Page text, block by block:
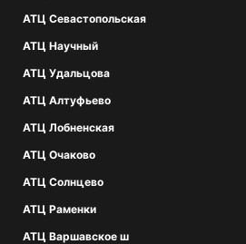
АТЦ Севастопольская
АТЦ Научный
АТЦ Удальцова
АТЦ Алтуфьево
АТЦ Лобненская
АТЦ Очаково
АТЦ Солнцево
АТЦ Раменки
АТЦ Варшавское ш